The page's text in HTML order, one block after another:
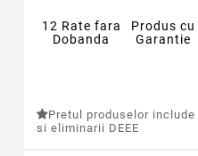
12 Rate fara
Dobanda
Produs cu
Garantie
Pretul produselor
si eliminarii DEEE